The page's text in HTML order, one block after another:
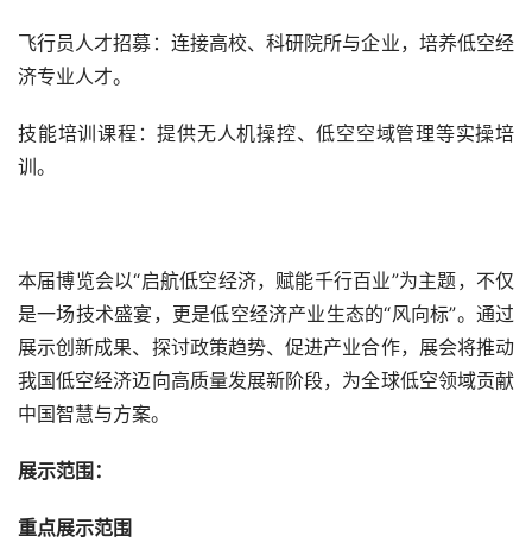
飞行员人才招募：连接高校、科研院所与企业，培养低空经
济专业人才。
技能培训课程：提供无人机操控、低空空域管理等实操培
训。
本届博览会以“启航低空经济，赋能千行百业”为主题，不仅
是一场技术盛宴，更是低空经济产业生态的“风向标”。通过
展示创新成果、探讨政策趋势、促进产业合作，展会将推动
我国低空经济迈向高质量发展新阶段，为全球低空领域贡献
中国智慧与方案。
展示范围：
重点展示范围